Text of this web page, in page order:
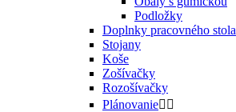
Podložky
Doplnky pracovného stola
Stojany
Koše
Zošívačky
Rozošívačky
Plánovanie 